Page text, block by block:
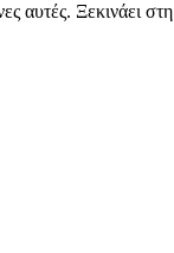
αυτές. Ξεκινάει